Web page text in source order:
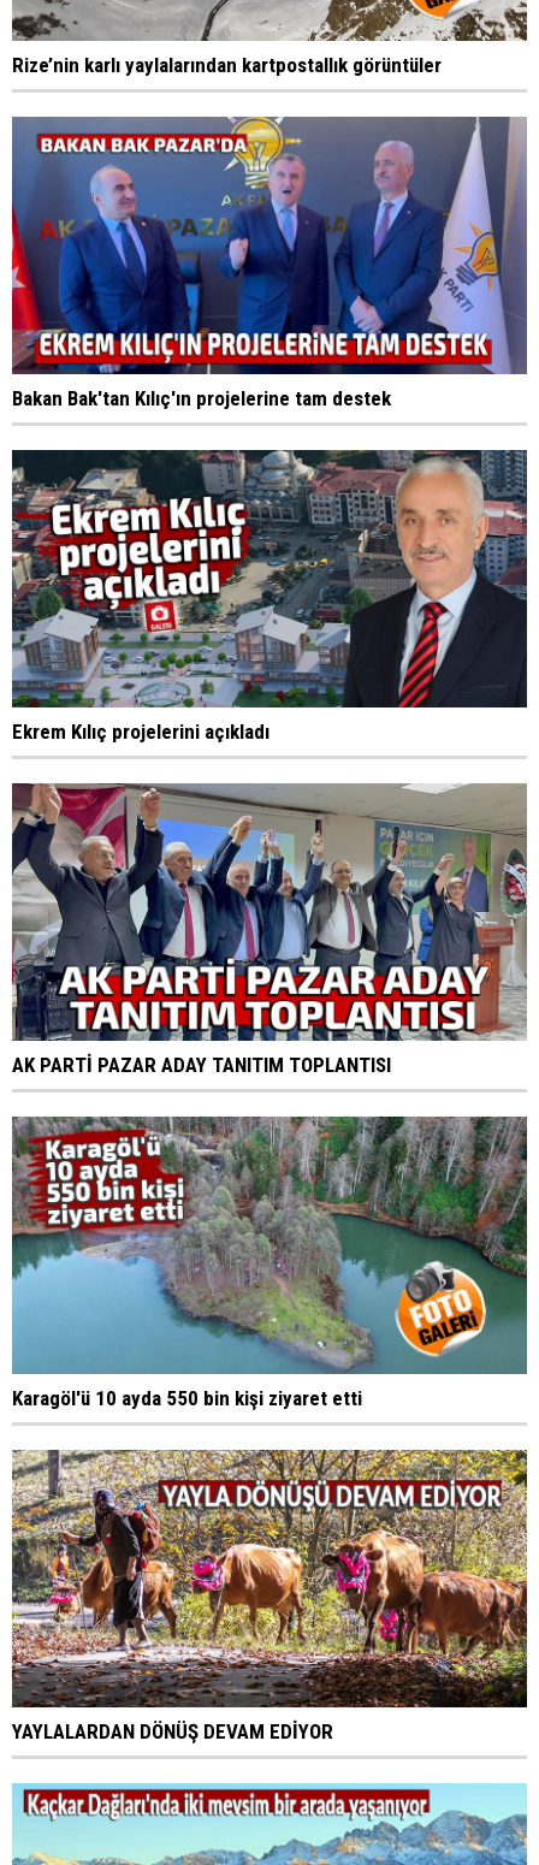
Rize’nin karlı yaylalarından kartpostallık görüntüler
Bakan Bak'tan Kılıç'ın projelerine tam destek
Ekrem Kılıç projelerini açıkladı
AK PARTİ PAZAR ADAY TANITIM TOPLANTISI
Karagöl'ü 10 ayda 550 bin kişi ziyaret etti
YAYLALARDAN DÖNÜŞ DEVAM EDİYOR